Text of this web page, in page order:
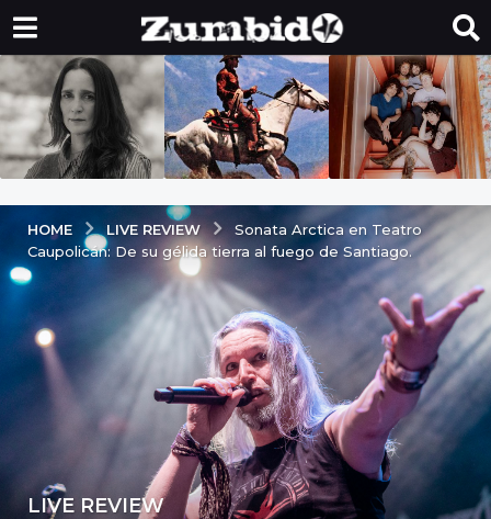
HOME LIVE REVIEW
Sonata Arctica en Teatro
Caupolicán: De su gélida tierra al fuego de Santiago.
3
LIVE REVIEW